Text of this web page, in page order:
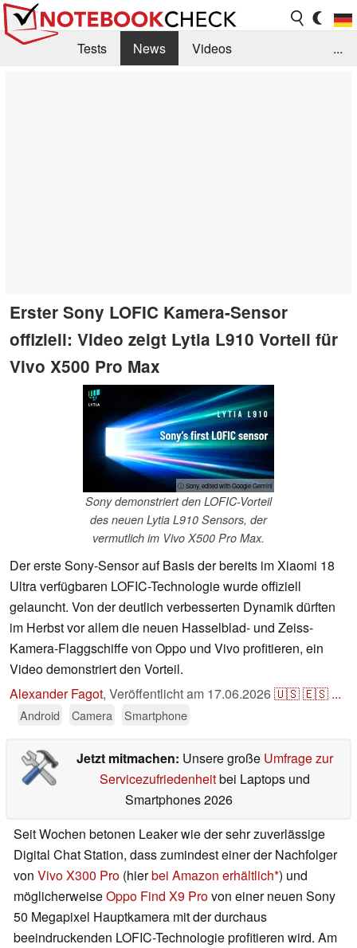
Tests News
Videos
...
Erster Sony LOFIC Kamera-Sensor
offiziell: Video zeigt Lytia L910 Vorteil für
Vivo X500 Pro Max
ⓘ Sony, edited with Google Gemini
Sony demonstriert den LOFIC-Vorteil
des neuen Lytia L910 Sensors, der
vermutlich im Vivo X500 Pro Max.
Der erste Sony-Sensor auf Basis der bereits im Xiaomi 18
Ultra verfügbaren LOFIC-Technologie wurde offiziell
gelauncht. Von der deutlich verbesserten Dynamik dürften
im Herbst vor allem die neuen Hasselblad- und Zeiss-
Kamera-Flaggschiffe von Oppo und Vivo profitieren, ein
Video demonstriert den Vorteil.
Alexander Fagot, Veröffentlicht am 17.06.2026🇺🇸🇪🇸 ...
Android Camera Smartphone
Jetzt mitmachen: Unsere große Umfrage zur
Servicezufriedenheitbei Laptops und
Smartphones 2026
Seit Wochen betonen Leaker wie der sehr zuverlässige
Digital Chat Station, dass zumindest einer der Nachfolger
von Vivo X300 Pro (hierbei Amazon erhältlich ) und
möglicherweiseOppo Find X9 Provon einer neuen Sony
50 Megapixel Hauptkamera mit der durchaus
beeindruckenden LOFIC-Technologie profitieren wird. Am